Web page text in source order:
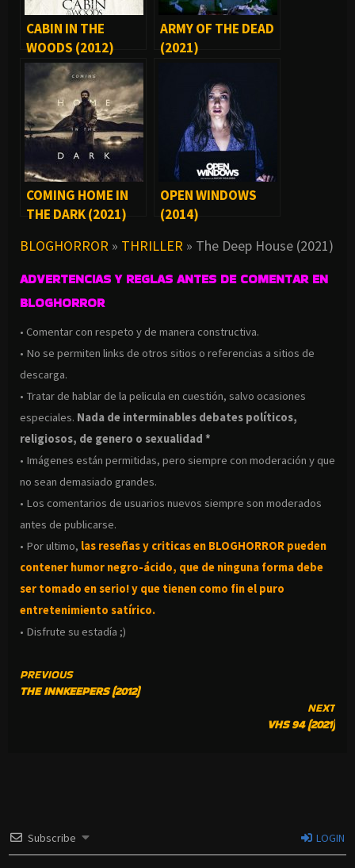
CABIN IN THE
WOODS (2012)
ARMY OF THE DEAD
(2021)
COMING HOME IN
THE DARK (2021)
OPEN WINDOWS
(2014)
BLOGHORROR » THRILLER » The Deep House (2021)
ADVERTENCIAS Y REGLAS ANTES DE COMENTAR EN
BLOGHORROR
• Comentar con respeto y de manera constructiva.
• No se permiten links de otros sitios o referencias a sitios de
descarga.
• Tratar de hablar de la pelicula en cuestión, salvo ocasiones
especiales. Nada de interminables debates políticos,
religiosos, de genero o sexualidad *
• Imágenes están permitidas, pero siempre con moderación y que
no sean demasiado grandes.
• Los comentarios de usuarios nuevos siempre son moderados
antes de publicarse.
• Por ultimo, las reseñas y criticas en BLOGHORROR pueden
contener humor negro-ácido, que de ninguna forma debe
ser tomado en serio! y que tienen como fin el puro
entretenimiento satírico.
• Disfrute su estadía ;)
CONTINUE
READING
PREVIOUS
THE INNKEEPERS (2012)
NEXT
VHS 94 (2021)
Subscribe LOGIN